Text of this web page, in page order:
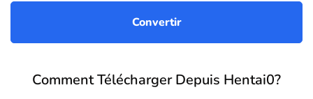
Comment Télécharger Depuis Hentai0?